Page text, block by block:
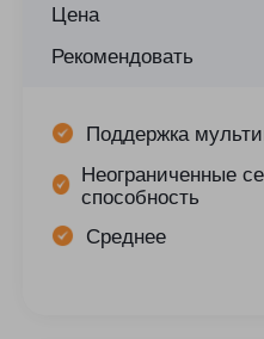
Цена
Рекомендовать
Поддержка
Неограниченные
способность
Среднее